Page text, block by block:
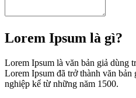
Lorem Ipsum là gì?
Lorem Ipsum là văn bản giả dùng
Lorem Ipsum đã trở thành văn bản
nghiệp kể từ những năm 1500.